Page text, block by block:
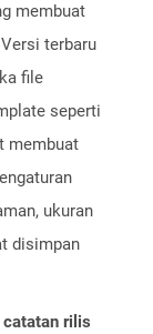
membuat
terbaru
file
seperti
membuat
ukuran
disimpan
catatan rilis